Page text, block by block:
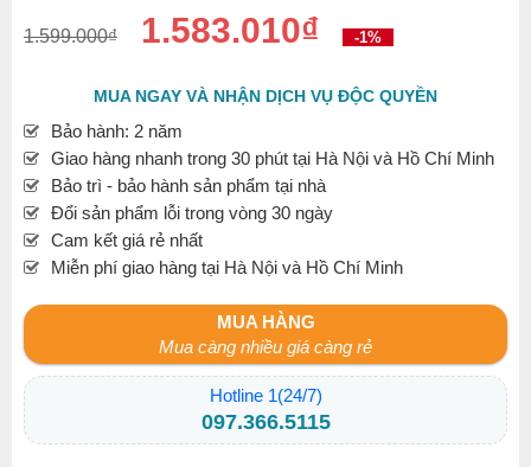
1.599.000₫ 1.583.010₫ -1%
MUA NGAY VÀ NHẬN DỊCH VỤ ĐỘC QUYỀN
Bảo hành: 2 năm
Giao hàng nhanh trong 30 phút tại Hà Nội và Hồ Chí Minh
Bảo trì - bảo hành sản phẩm tại nhà
Đổi sản phẩm lỗi trong vòng 30 ngày
Cam kết giá rẻ nhất
Miễn phí giao hàng tại Hà Nội và Hồ Chí Minh
MUA HÀNG
Mua càng nhiều giá càng rẻ
Hotline 1(24/7)
097.366.5115